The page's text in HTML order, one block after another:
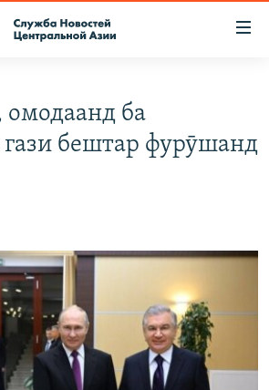
омодаанд ба
гази бештар фурӯшанд